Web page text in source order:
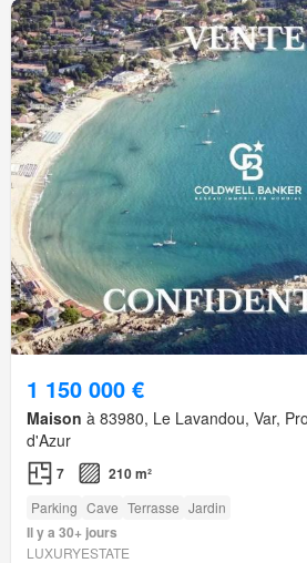
1 150 000 €
Maison à 83980, Le Lavandou, Var,
d'Azur
7 210 m²
Parking Cave Terrasse Jardin
Il y a 30+ jours
LUXURYESTATE